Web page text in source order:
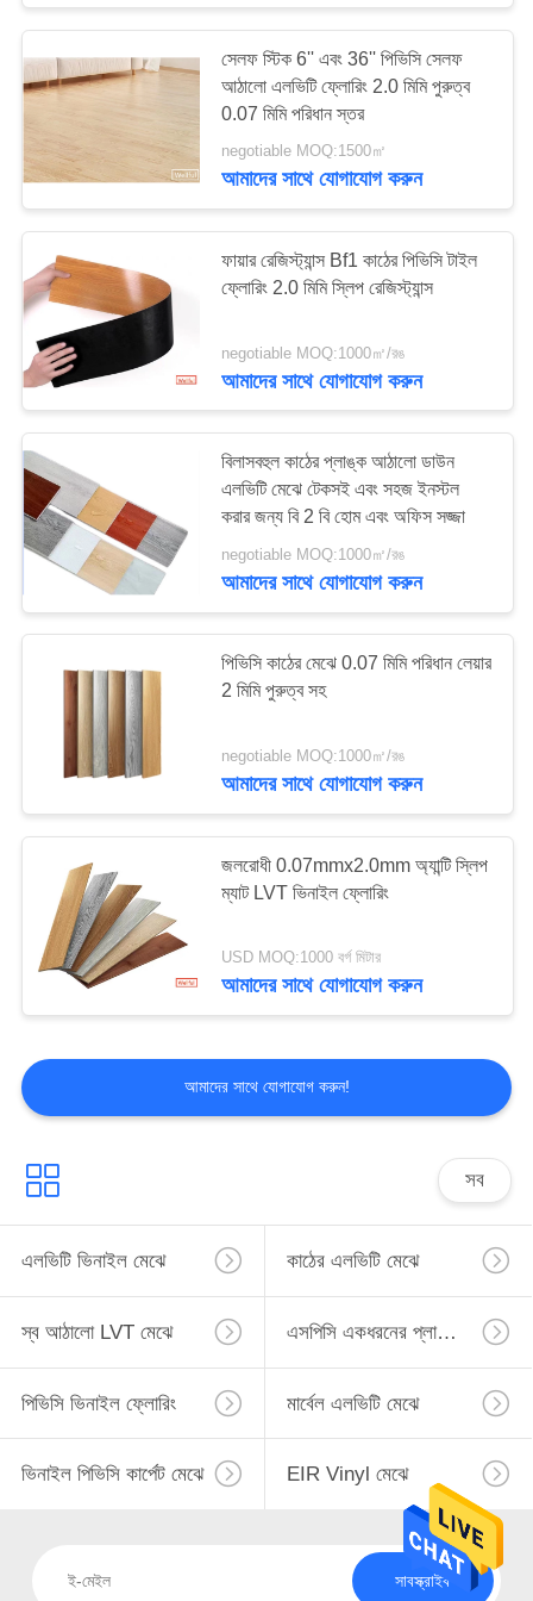
সেলফ স্টিক 6'' এবং 36'' পিভিসি সেলফ
আঠালো এলভিটি ফ্লোরিং 2.0 মিমি পুরুত্ব
0.07 মিমি পরিধান স্তর
negotiable MOQ:1500㎡
আমাদের সাথে যোগাযোগ করুন
ফায়ার রেজিস্ট্যান্স Bf1 কাঠের পিভিসি টাইল
ফ্লোরিং 2.0 মিমি স্লিপ রেজিস্ট্যান্স
negotiable MOQ:1000㎡/রঙ
আমাদের সাথে যোগাযোগ করুন
বিলাসবহুল কাঠের প্লাঙ্ক আঠালো ডাউন
এলভিটি মেঝে টেকসই এবং সহজ ইনস্টল
করার জন্য বি 2 বি হোম এবং অফিস সজ্জা
negotiable MOQ:1000㎡/রঙ
আমাদের সাথে যোগাযোগ করুন
পিভিসি কাঠের মেঝে 0.07 মিমি পরিধান লেয়ার
2 মিমি পুরুত্ব সহ
negotiable MOQ:1000㎡/রঙ
আমাদের সাথে যোগাযোগ করুন
জলরোধী 0.07mmx2.0mm অ্যান্টি স্লিপ
ম্যাট LVT ভিনাইল ফ্লোরিং
USD MOQ:1000 বর্গ মিটার
আমাদের সাথে যোগাযোগ করুন
আমাদের সাথে যোগাযোগ করুন!
সব
এলভিটি ভিনাইল মেঝে কাঠের এলভিটি মেঝে
স্ব আঠালো LVT মেঝে এসপিসি একধরনের প্লাস্টিকের মেঝে
পিভিসি ভিনাইল ফ্লোরিং মার্বেল এলভিটি মেঝে
ভিনাইল পিভিসি কার্পেট মেঝে EIR Vinyl মেঝে
সাবস্ক্রাইব